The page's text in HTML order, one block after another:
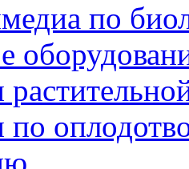
по